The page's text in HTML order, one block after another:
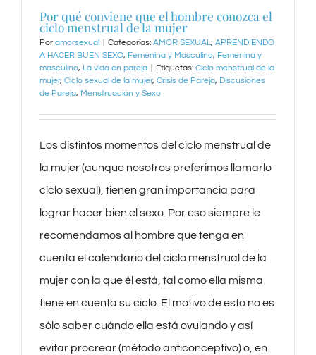
Por qué conviene que el hombre conozca el
ciclo menstrual de la mujer
Por amorsexual Categorías: AMOR SEXUAL, APRENDIENDO
A HACER BUEN SEXO, Femenina y Masculino, Femenina y
masculino, La vida en pareja Etiquetas: Ciclo menstrual de la
mujer, Ciclo sexual de la mujer, Crisis de Pareja, Discusiones
de Pareja, Menstruación y Sexo
Los distintos momentos del ciclo menstrual de
la mujer (aunque nosotros preferimos llamarlo
ciclo sexual), tienen gran importancia para
lograr hacer bien el sexo. Por eso siempre le
recomendamos al hombre que tenga en
cuenta el calendario del ciclo menstrual de la
mujer con la que él está, tal como ella misma
tiene en cuenta su ciclo. El motivo de esto no es
sólo saber cuándo ella está ovulando y así
evitar procrear (método anticonceptivo) o, en